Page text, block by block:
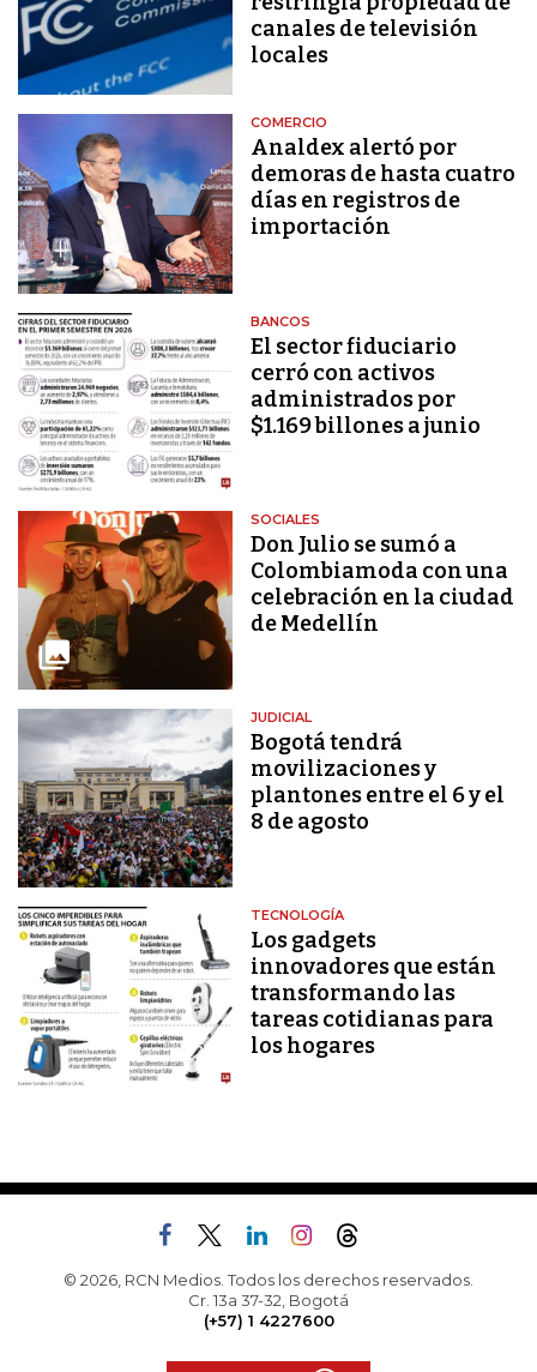
canales de televisión
locales
COMERCIO
Analdex alertó por
demoras de hasta cuatro
días en registros de
importación
BANCOS
El sector fiduciario
cerró con activos
administrados por
$1.169 billones a junio
SOCIALES
Don Julio se sumó a
Colombiamoda con una
celebración en la ciudad
de Medellín
JUDICIAL
Bogotá tendrá
movilizaciones y
plantones entre el 6 y el
8 de agosto
TECNOLOGÍA
Los gadgets
innovadores que están
transformando las
tareas cotidianas para
los hogares
© 2026, RCN Medios. Todos los derechos reservados.
Cr. 13a 37-32, Bogotá
(+57) 1 4227600